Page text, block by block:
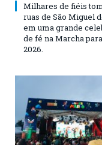
Milhares de fiéis
ruas de São Miguel
em uma grande
de fé na Marcha
2026.